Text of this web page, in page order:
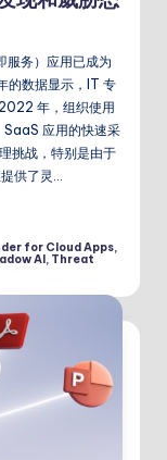
服务）应用已成为
的数据显示，IT 专
年，组织使用
SaaS 应用的快速采
挑战，特别是由于
供了灵…
for Cloud Apps,
AI , Threat